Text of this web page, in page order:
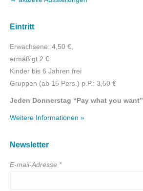
Eintritt
Erwachsene: 4,50 €,
ermäßigt 2 €
Kinder bis 6 Jahren frei
Gruppen (ab 15 Pers.) p.P.: 3,50 €
Jeden Donnerstag “Pay what you want”
Weitere Informationen »
Newsletter
E-mail-Adresse *